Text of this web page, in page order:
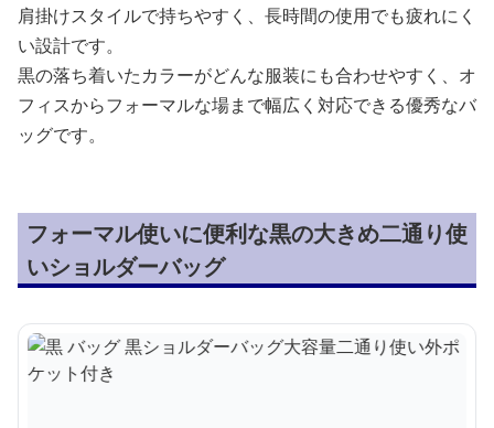
肩掛けスタイルで持ちやすく、長時間の使用でも疲れにく
い設計です。
黒の落ち着いたカラーがどんな服装にも合わせやすく、オ
フィスからフォーマルな場まで幅広く対応できる優秀なバ
ッグです。
フォーマル使いに便利な黒の大きめ二通り使
いショルダーバッグ